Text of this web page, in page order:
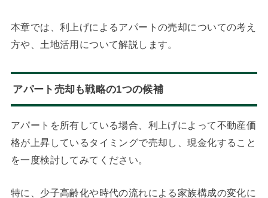
本章では、利上げによるアパートの売却についての考え
方や、土地活用について解説します。
アパート売却も戦略の1つの候補
アパートを所有している場合、利上げによって不動産価
格が上昇しているタイミングで売却し、現金化すること
を一度検討してみてください。
特に、少子高齢化や時代の流れによる家族構成の変化に